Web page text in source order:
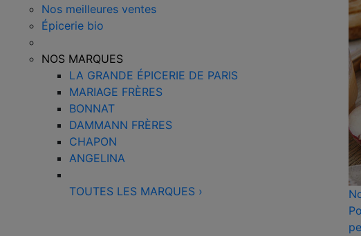
Nos meilleures ventes
Épicerie bio
NOS MARQUES
LA GRANDE ÉPICERIE DE PARIS
MARIAGE FRÈRES
BONNAT
DAMMANN FRÈRES
CHAPON
ANGELINA
TOUTES LES MARQUES ›